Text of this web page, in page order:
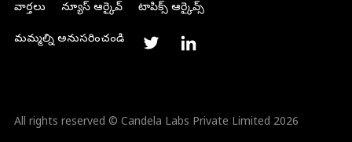
వార్తలు
న్యూస్ ఆర్కైవ్ టాపిక్స్ ఆర్కైవ్స్
మమ్మల్ని అనుసరించండి
All rights reserved © Candela Labs Private Limited 2026